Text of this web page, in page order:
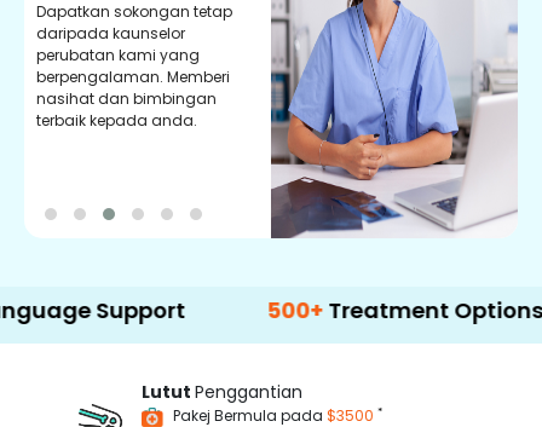
Dapatkan sokongan tetap
daripada kaunselor
perubatan kami yang
berpengalaman. Memberi
nasihat dan bimbingan
terbaik kepada anda.
500+ Treatment Options
Lutut Penggantian
Pakej Bermula pada $3500 *